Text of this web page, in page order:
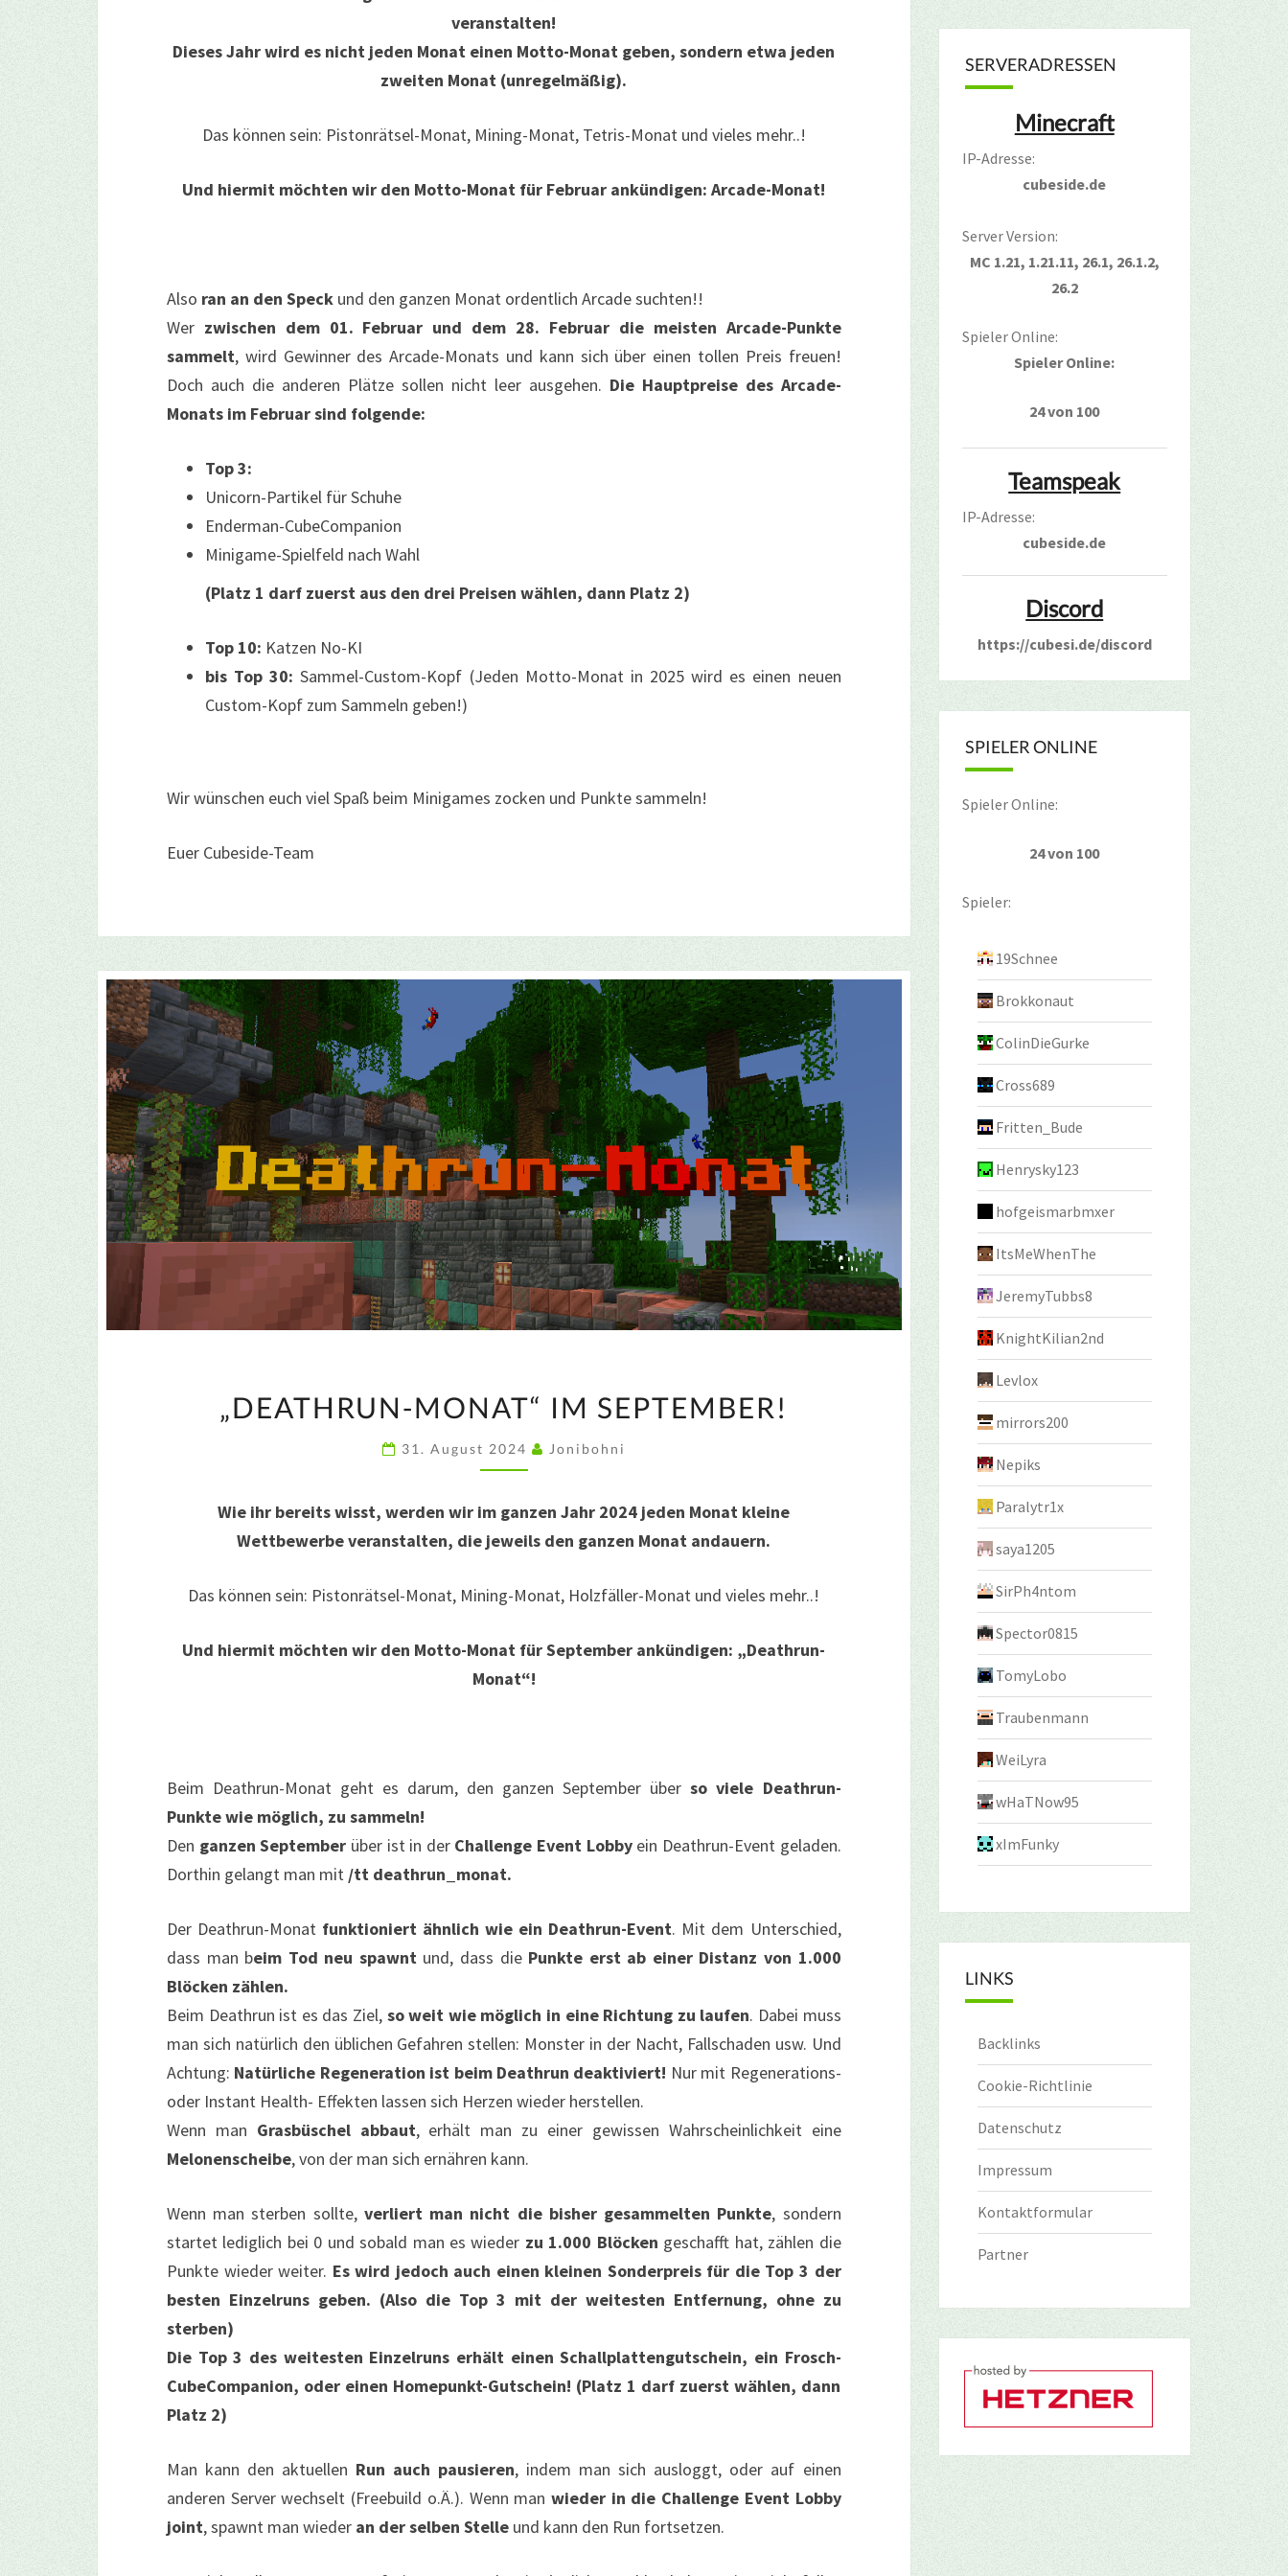
veranstalten!
Dieses Jahr wird es nicht jeden Monat einen Motto-Monat geben, sondern etwa jeden
zweiten Monat (unregelmäßig).
Das können sein: Pistonrätsel-Monat, Mining-Monat, Tetris-Monat und vieles mehr..!
Und hiermit möchten wir den Motto-Monat für Februar ankündigen: Arcade-Monat!
Also ran an den Speck und den ganzen Monat ordentlich Arcade suchten!!
Wer zwischen dem 01. Februar und dem 28. Februar die meisten Arcade-Punkte
sammelt, wird Gewinner des Arcade-Monats und kann sich über einen tollen Preis freuen!
Doch auch die anderen Plätze sollen nicht leer ausgehen. Die Hauptpreise des Arcade-
Monats im Februar sind folgende:
Top 3:
Unicorn-Partikel für Schuhe
Enderman-CubeCompanion
Minigame-Spielfeld nach Wahl
(Platz 1 darf zuerst aus den drei Preisen wählen, dann Platz 2)
Top 10: Katzen No-KI
bis Top 30: Sammel-Custom-Kopf (Jeden Motto-Monat in 2025 wird es einen neuen
Custom-Kopf zum Sammeln geben!)
Wir wünschen euch viel Spaß beim Minigames zocken und Punkte sammeln!
Euer Cubeside-Team
MONAT“
IM
SEPTEMBER!
„DEATHRUN-MONAT“ IM SEPTEMBER!
31. August 2024 Jonibohni
Wie ihr bereits wisst, werden wir im ganzen Jahr 2024 jeden Monat kleine
Wettbewerbe veranstalten, die jeweils den ganzen Monat andauern.
Das können sein: Pistonrätsel-Monat, Mining-Monat, Holzfäller-Monat und vieles mehr..!
Und hiermit möchten wir den Motto-Monat für September ankündigen: „Deathrun-
Monat“!
Beim Deathrun-Monat geht es darum, den ganzen September überso viele Deathrun-
Punkte wie möglich, zu sammeln!
Den ganzen September über ist in der Challenge Event Lobbyein Deathrun-Event geladen.
Dorthin gelangt man mit /tt deathrun_monat.
Der Deathrun-Monat funktioniert ähnlich wie ein Deathrun-Event. Mit dem Unterschied,
dass man beim Tod neu spawntund, dass die Punkte erst ab einer Distanz von 1.000
Blöcken zählen.
Beim Deathrun ist es das Ziel, so weit wie möglich in eine Richtung zu laufen. Dabei muss
man sich natürlich den üblichen Gefahren stellen: Monster in der Nacht, Fallschaden usw. Und
Achtung: Natürliche Regeneration ist beim Deathrun deaktiviert! Nur mit Regenerations-
oder Instant Health- Effekten lassen sich Herzen wieder herstellen.
Wenn man Grasbüschel abbaut, erhält man zu einer gewissen Wahrscheinlichkeit eine
Melonenscheibe, von der man sich ernähren kann.
Wenn man sterben sollte, verliert man nicht die bisher gesammelten Punkte, sondern
startet lediglich bei 0 und sobald man es wieder zu 1.000 Blöcken geschafft hat, zählen die
Punkte wieder weiter. Es wird jedoch auch einen kleinen Sonderpreis für die Top 3 der
besten Einzelruns geben. (Also die Top 3 mit der weitesten Entfernung, ohne zu
sterben)
Die Top 3 des weitesten Einzelruns erhält einen Schallplattengutschein, ein Frosch-
CubeCompanion, oder einen Homepunkt-Gutschein! (Platz 1 darf zuerst wählen, dann
Platz 2)
Man kann den aktuellen Run auch pausieren, indem man sich ausloggt, oder auf einen
anderen Server wechselt (Freebuild o.Ä.). Wenn man wieder in die Challenge Event Lobby
joint, spawnt man wieder an der selben Stelle und kann den Run fortsetzen.
SERVERADRESSEN
Minecraft
IP-Adresse:
cubeside.de
Server Version:
MC 1.21, 1.21.11, 26.1, 26.1.2,
26.2
Spieler Online:
Spieler Online:
24 von 100
Teamspeak
IP-Adresse:
cubeside.de
Discord
https://cubesi.de/discord
SPIELER ONLINE
Spieler Online:
24 von 100
Spieler:
19Schnee
Brokkonaut
ColinDieGurke
Cross689
Fritten_Bude
Henrysky123
hofgeismarbmxer
ItsMeWhenThe
JeremyTubbs8
KnightKilian2nd
Levlox
mirrors200
Nepiks
Paralytr1x
saya1205
SirPh4ntom
Spector0815
TomyLobo
Traubenmann
WeiLyra
wHaTNow95
xImFunky
LINKS
Backlinks
Cookie-Richtlinie
Datenschutz
Impressum
Kontaktformular
Partner